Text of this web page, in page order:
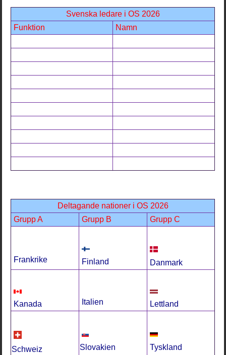
Svenska ledare i OS 2026
Funktion
Namn
Deltagande nationer i OS 2026
Grupp A
Grupp B Grupp C
Frankrike Finland Danmark
Kanada Italien Lettland
Schweiz Slovakien Tyskland